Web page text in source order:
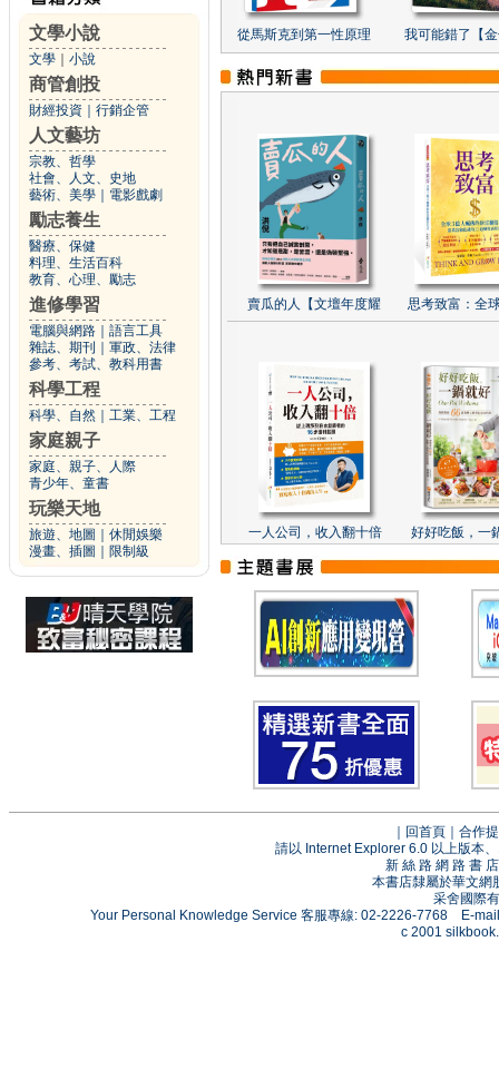
文學小說
文學 小說
商管創投
財經投資 行銷企管
人文藝坊
宗教、哲學
社會、人文、史地
藝術、美學
電影戲劇
勵志養生
醫療、保健
料理、生活百科
教育、心理、勵志
進修學習
電腦與網路
語言工具
雜誌、期刊
軍政、法律
參考、考試、教科用書
科學工程
科學、自然 工業、工程
家庭親子
家庭、親子、人際
青少年、童書
玩樂天地
旅遊、地圖
休閒娛樂
漫畫、插圖
限制級
從馬斯克到第一性原理 我可能錯了【
賣瓜的人【文壇年度耀 思考致富：全
一人公司，收入翻十倍 好好吃飯，一
回首頁
合作
請以 Internet Explorer 6.0 以上版本
新 絲 路 網 路 書
本書店隸屬於華文網
采舍國際
Your Personal Knowledge Service 客服專線: 02-2226-7768 E-
c 2001